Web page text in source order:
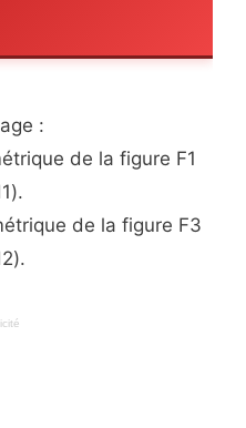
:
de la figure F1
de la figure F3